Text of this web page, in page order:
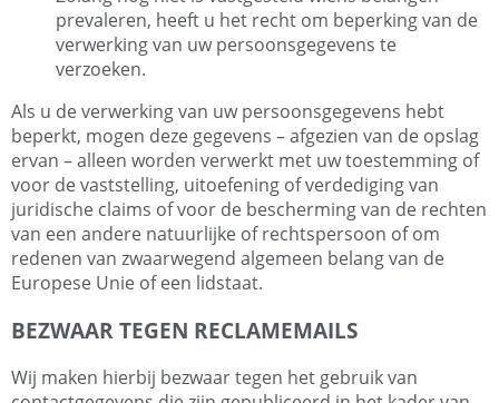
prevaleren, heeft u het recht om beperking van de
verwerking van uw persoonsgegevens te
verzoeken.
Als u de verwerking van uw persoonsgegevens hebt
beperkt, mogen deze gegevens – afgezien van de opslag
ervan – alleen worden verwerkt met uw toestemming of
voor de vaststelling, uitoefening of verdediging van
juridische claims of voor de bescherming van de rechten
van een andere natuurlijke of rechtspersoon of om
redenen van zwaarwegend algemeen belang van de
Europese Unie of een lidstaat.
BEZWAAR TEGEN RECLAMEMAILS
Wij maken hierbij bezwaar tegen het gebruik van